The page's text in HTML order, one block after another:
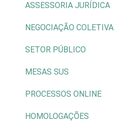
ASSESSORIA JURÍDICA
NEGOCIAÇÃO COLETIVA
SETOR PÚBLICO
MESAS SUS
PROCESSOS ONLINE
HOMOLOGAÇÕES